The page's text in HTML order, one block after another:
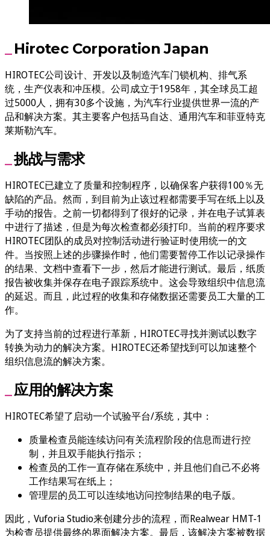
Hirotec Corporation Japan
HIROTEC公司设计、开发以及制造汽车门锁机构、排气系
统，生产仪表和冲压模。公司成立于1958年，其全球员工超
过5000人，拥有30多个设施，为汽车行业提供世界一流的产
品和解决方案。其主要客户包括马自达、通用汽车和菲亚特克
莱斯勒汽车。
挑战与需求
HIROTEC已建立了质量和控制程序，以确保客户获得100％无
缺陷的产品。然而，到目前为止该过程都需要手写在纸上以及
手动的报告。之前一切都得到了很好的记录，并在电子试算表
中进行了描述，但是为每次检查都必须打印。当前的程序要求
HIROTEC团队的成员对控制活动进行验证时使用统一的文
件。当按照上述的步骤操作时，他们需要暂停工作以记录操作
的结果、文档中查看下一步，然后才能进行测试。最后，纸质
报告被收集并保存在电子跟踪系统中。这会导致组织中信息流
的延迟。而且，此过程的收集和存储数据还需要员工大量的工
作。
为了支持当前的过程进行革新，HIROTEC寻找并测试以数字
转换为动力的解决方案。HIROTEC还希望找到可以加速整个
组织信息流的解决方案。
应用的解决方案
HIROTEC希望了启动一个试验平台/系统，其中：
质量检查员能连续访问有关流程阶段的信息而进行控
制，并且双手能执行指示；
检查员的工作一直存储在系统中，并且他们自己不必将
工作结果写在纸上；
管理层的员工可以连续地访问控制结果的电子版。
因此，Vuforia Studio来创建分步的流程，而Realwear HMT-1
为检查员提供最终的界面解决方案。最后，该解决方案被数据